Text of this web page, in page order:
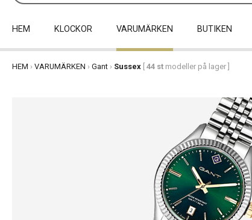
HEM KLOCKOR VARUMÄRKEN BUTIKEN
HEM › VARUMÄRKEN › Gant › Sussex [ 44 st modeller på lager ]